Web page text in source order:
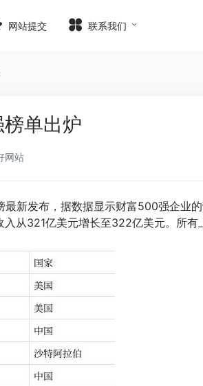
网站提交 联系我们
单出炉
网站
新发布，据数据显示财富500强企业
入从321亿美元增长至322亿美元。所